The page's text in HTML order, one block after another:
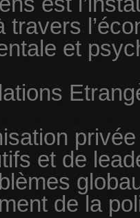
travers
et
et de
de la